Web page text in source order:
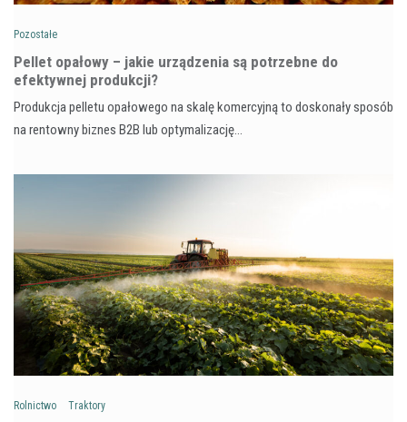
Pozostałe
Pellet opałowy – jakie urządzenia są potrzebne do
efektywnej produkcji?
Produkcja pelletu opałowego na skalę komercyjną to doskonały sposób
na rentowny biznes B2B lub optymalizację…
Rolnictwo Traktory